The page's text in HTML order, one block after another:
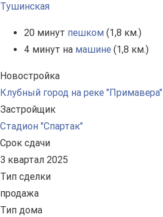
Тушинская
20 минут пешком (1,8 км.)
4 минут на машине (1,8 км.)
Новостройка
Клубный город на реке "Примавера"
Застройщик
Стадион "Спартак"
Срок сдачи
3 квартал 2025
Тип сделки
продажа
Тип дома